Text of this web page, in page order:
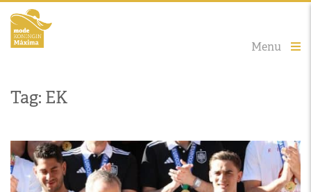
Menu
Tag: EK